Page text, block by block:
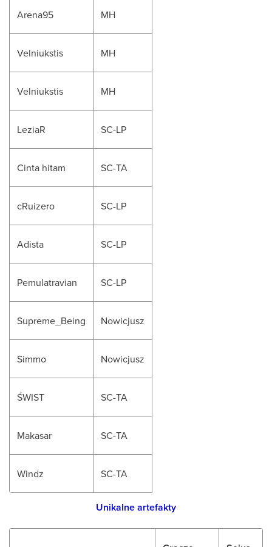
Arena95 MH
Velniukstis MH
Velniukstis MH
LeziaR SC-LP
Cinta hitam SC-TA
cRuizero SC-LP
Adista SC-LP
Pemulatravian SC-LP
Supreme_Being Nowicjusz
Simmo Nowicjusz
ŚWIST SC-TA
Makasar SC-TA
Windz SC-TA
Unikalne artefakty